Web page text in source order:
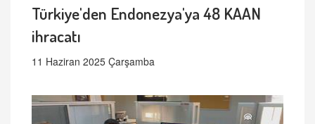
Türkiye'den Endonezya'ya 48 KAAN
ihracatı
11 Haziran 2025 Çarşamba